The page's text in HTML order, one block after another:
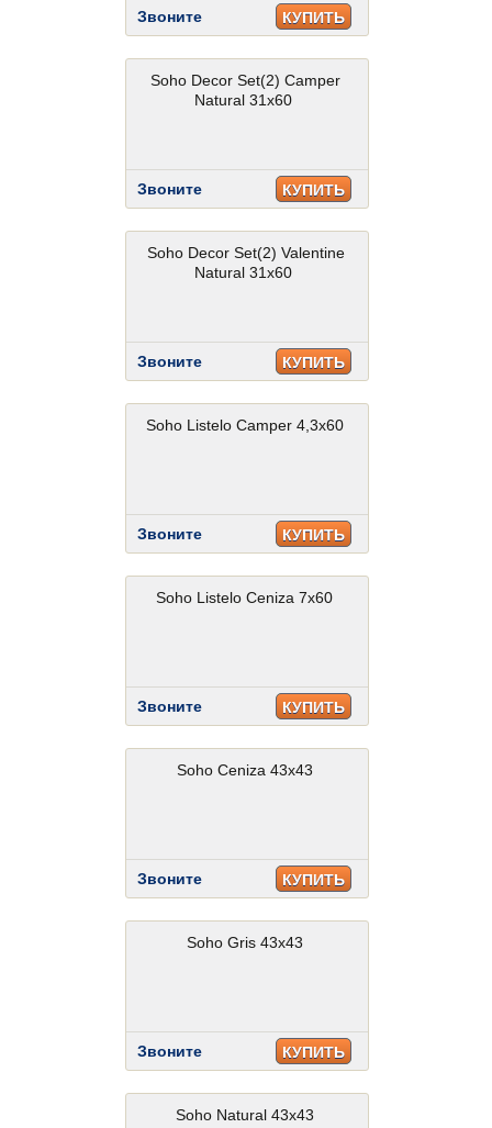
Звоните КУПИТЬ
Soho Decor Set(2) Camper
Natural 31x60
Звоните КУПИТЬ
Soho Decor Set(2) Valentine
Natural 31x60
Звоните КУПИТЬ
Soho Listelo Camper 4,3x60
Звоните КУПИТЬ
Soho Listelo Ceniza 7x60
Звоните КУПИТЬ
Soho Ceniza 43x43
Звоните КУПИТЬ
Soho Gris 43x43
Звоните КУПИТЬ
Soho Natural 43x43